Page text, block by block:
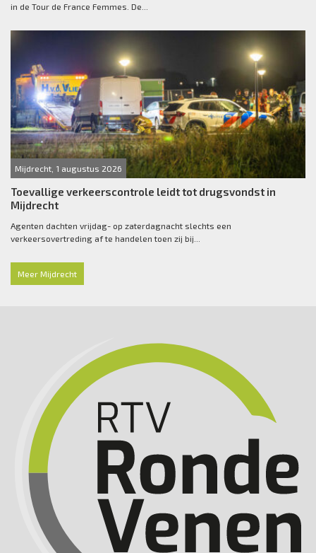
in de Tour de France Femmes. De...
Mijdrecht, 1 augustus 2026
Toevallige verkeerscontrole leidt tot drugsvondst in
Mijdrecht
Agenten dachten vrijdag- op zaterdagnacht slechts een
verkeersovertreding af te handelen toen zij bij...
Meer Mijdrecht